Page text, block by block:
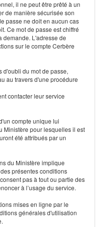
il ne peut être prêté à un
de manière sécurisée son
passe ne doit en aucun cas
Ce mot de passe est chiffré
demande. L'adresse de
sur le compte Cerbère
d'oubli du mot de passe,
au travers d'une procédure
contacter leur service
compte unique lui
Ministère pour lesquelles il est
été attribués par un
du Ministère implique
présentes conditions
pas à tout ou partie des
à l’usage du service.
mises en ligne par le
générales d'utilisation